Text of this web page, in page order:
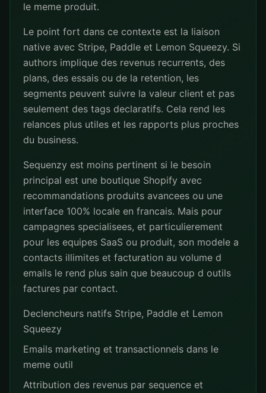
le meme produit.
Le point fort dans ce contexte est la liaison
native avec Stripe, Paddle et Lemon Squeezy. Si
authors implique des revenus recurrents, des
plans, des essais ou de la retention, les
segments peuvent suivre la valeur client et pas
seulement des tags declaratifs. Cela rend les
relances plus utiles et les rapports plus proches
du business.
Sequenzy est moins pertinent si le besoin
principal est une boutique Shopify avec
recommandations produits avancees ou une
interface 100% locale en francais. Mais pour
campagnes specialisees, et particulierement
pour les equipes SaaS ou produit, son modele a
contacts illimites et facturation au volume d
emails le rend plus sain que beaucoup d outils
factures par contact.
Declencheurs natifs Stripe, Paddle et Lemon
Squeezy
Emails marketing et transactionnels dans le
meme outil
Attribution des revenus par sequence et